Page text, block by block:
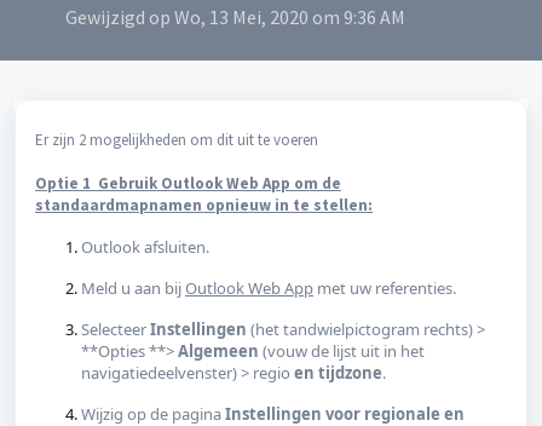
Gewijzigd op Wo, 13 Mei, 2020 om 9:36 AM
Er zijn 2 mogelijkheden om dit uit te voeren
Optie 1 Gebruik Outlook Web App om de
standaardmapnamen opnieuw in te stellen:
Outlook afsluiten.
Meld u aan bijOutlook Web App met uw referenties.
SelecteerInstellingen (het tandwielpictogram rechts) >
**Opties **>Algemeen (vouw de lijst uit in het
navigatiedeelvenster) > regio en tijdzone.
Wijzig op de paginaInstellingen voor regionale en